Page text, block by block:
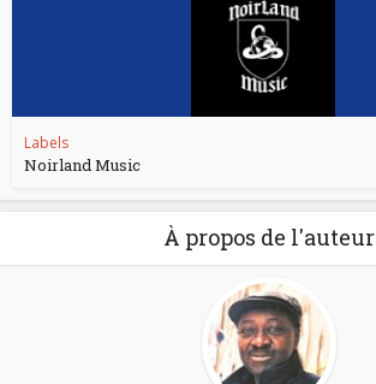
Labels
Noirland Music
À propos de l'auteur